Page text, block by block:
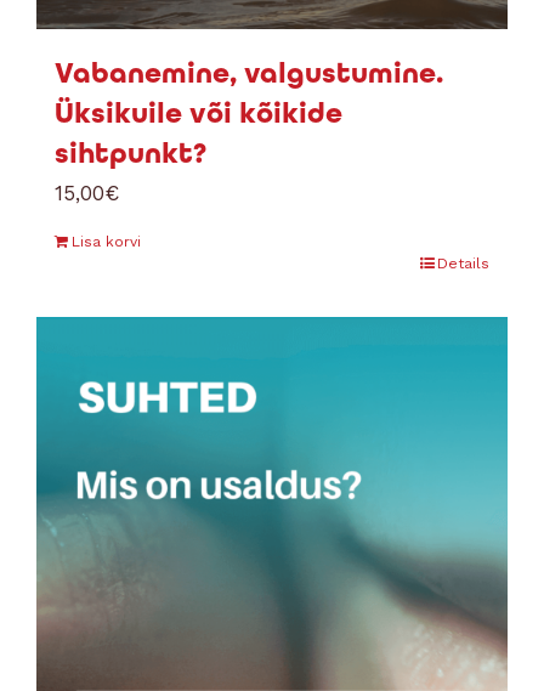
Vabanemine, valgustumine.
Üksikuile või kõikide
sihtpunkt?
15,00€
Lisa korvi
Details